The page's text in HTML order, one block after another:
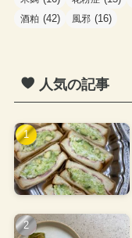
酒粕 (42) 風邪 (16)
人気の記事